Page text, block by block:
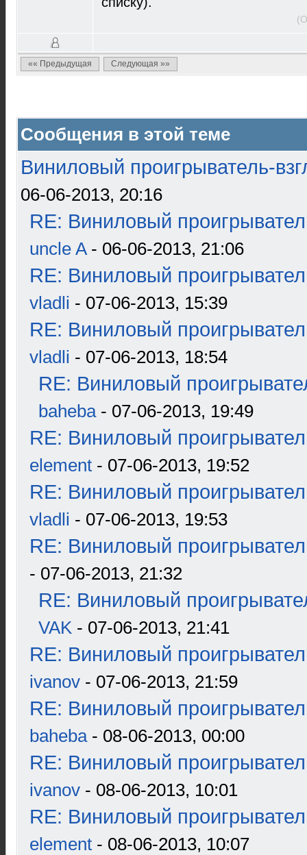
«« Предыдущая Следующая »»
Сообщения в этой теме
Виниловый проигрыватель-
06-06-2013, 20:16
RE: Виниловый
uncle A- 06-06-2013, 21:06
RE: Виниловый
vladli - 07-06-2013, 15:39
RE: Виниловый
vladli - 07-06-2013, 18:54
RE: Виниловый
baheba- 07-06-2013, 19:49
RE: Виниловый
element - 07-06-2013, 19:52
RE: Виниловый
vladli - 07-06-2013, 19:53
RE: Виниловый
- 07-06-2013, 21:32
RE: Виниловый
VAK - 07-06-2013, 21:41
RE: Виниловый
ivanov - 07-06-2013, 21:59
RE: Виниловый
baheba- 08-06-2013, 00:00
RE: Виниловый
ivanov - 08-06-2013, 10:01
RE: Виниловый
element - 08-06-2013, 10:07